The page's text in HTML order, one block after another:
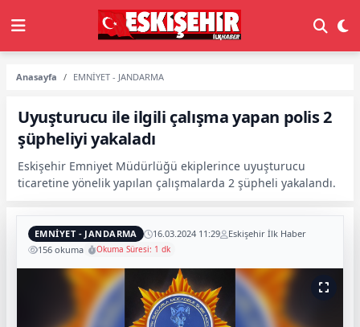
Anasayfa EMNİYET - JANDARMA
Uyuşturucu ile ilgili çalışma yapan polis 2
şüpheliyi yakaladı
Eskişehir Emniyet Müdürlüğü ekiplerince uyuşturucu
ticaretine yönelik yapılan çalışmalarda 2 şüpheli yakalandı.
EMNİYET - JANDARMA 16.03.2024 11:29
Eskişehir İlk Haber
156 okuma
Okuma Süresi: 1 dk